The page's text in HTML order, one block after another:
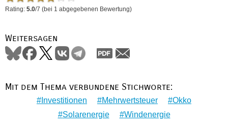
Rating: 5.0/7 (bei 1 abgegebenen Bewertung)
Weitersagen
Mit dem Thema verbundene Stichworte:
Investitionen Mehrwertsteuer
Okko
Solarenergie
Windenergie